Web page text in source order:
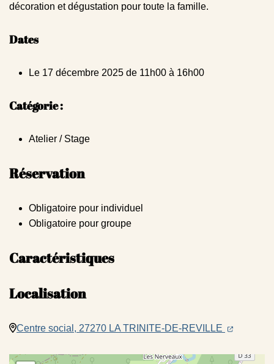
décoration et dégustation pour toute la famille.
Dates
Le 17 décembre 2025 de 11h00 à 16h00
Catégorie :
Atelier / Stage
Réservation
Obligatoire pour individuel
Obligatoire pour groupe
Caractéristiques
Localisation
Centre social, 27270 LA TRINITE-DE-REVILLE (ouverture